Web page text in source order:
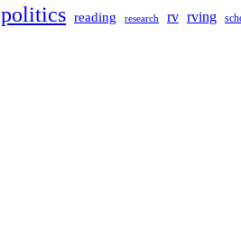
politics reading research rv rving